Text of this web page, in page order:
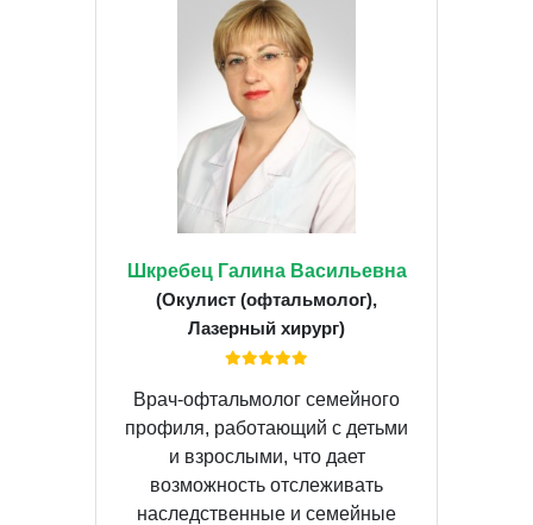
Шкребец Галина Васильевна
(Окулист (офтальмолог),
Лазерный хирург)
Врач-офтальмолог семейного
профиля, работающий с детьми
и взрослыми, что дает
возможность отслеживать
наследственные и семейные